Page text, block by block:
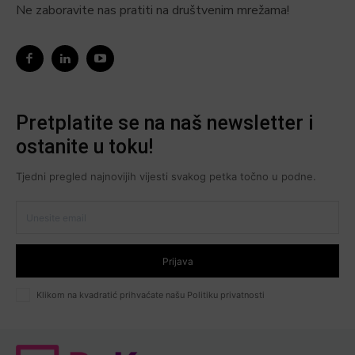
Ne zaboravite nas pratiti na društvenim mrežama!
Pretplatite se na naš newsletter i
ostanite u toku!
Tjedni pregled najnovijih vijesti svakog petka točno u podne.
Prijava
Klikom na kvadratić prihvaćate našu Politiku privatnosti